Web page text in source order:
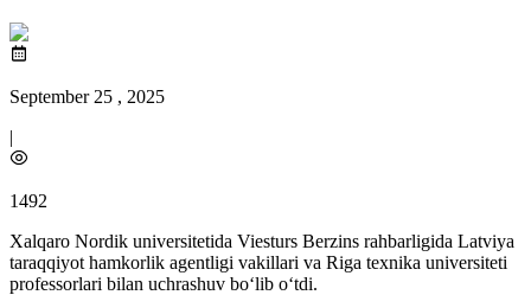
September 25 , 2025
|
1492
Xalqaro Nordik universitetida Viesturs Berzins rahbarligida Latviya
taraqqiyot hamkorlik agentligi vakillari va Riga texnika universiteti
professorlari bilan uchrashuv bo‘lib o‘tdi.